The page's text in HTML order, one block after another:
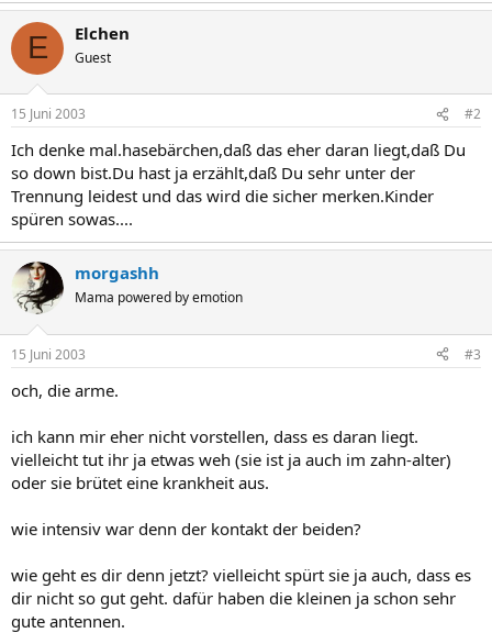
E Elchen
Guest
15 Juni 2003 #2
Ich denke mal.hasebärchen,daß das eher daran liegt,daß Du
so down bist.Du hast ja erzählt,daß Du sehr unter der
Trennung leidest und das wird die sicher merken.Kinder
spüren sowas....
morgashh
Mama powered by emotion
15 Juni 2003 #3
och, die arme.
ich kann mir eher nicht vorstellen, dass es daran liegt.
vielleicht tut ihr ja etwas weh (sie ist ja auch im zahn-alter)
oder sie brütet eine krankheit aus.
wie intensiv war denn der kontakt der beiden?
wie geht es dir denn jetzt? vielleicht spürt sie ja auch, dass es
dir nicht so gut geht. dafür haben die kleinen ja schon sehr
gute antennen.